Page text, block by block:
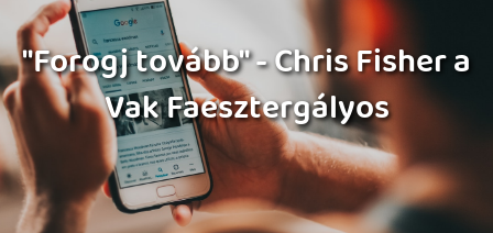
"Forogj tovább" - Chris Fisher a
Vak Faesztergályos